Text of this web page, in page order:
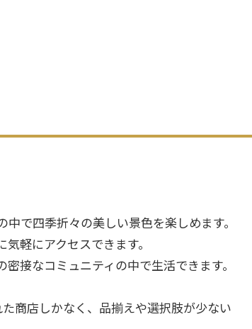
で四季折々の美しい景色を楽しめます。
軽にアクセスできます。
接なコミュニティの中で生活できます。
商店しかなく、品揃えや選択肢が少ない